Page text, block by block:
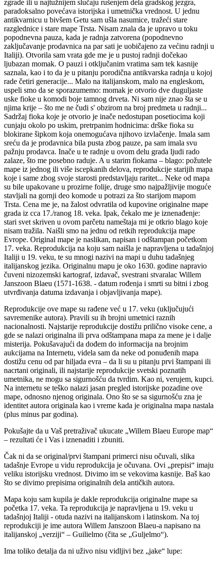
zgrade ili u najtužnijem slučaju rušenjem dela gradskog jezgra,
paradoksalno povećava istorijska i umetnička vrednost. U jednu
antikvarnicu u bivšem Getu sam ušla nasumice, tražeći stare
razglednice i stare mape Trsta. Nisam znala da je upravo u toku
popodnevna pauza, kada je radnja zatvorena (popodnevno
zaključavanje prodavnica na par sati je uobičajeno za većinu radnji u
Italiji). Otvorila sam vrata gde me je u pustoj radnji dočekao
ljubazan momak. O pauzi i otključanim vratima sam tek kasnije
saznala, kao i to da je u pitanju porodična antikvarska radnja u kojoj
rade četiri generacije... Malo na italijanskom, malo na engleskom,
uspeli smo da se sporazumemo: momak je otvorio dve duguljaste
uske fioke u komodi boje tamnog drveta. Ni sam nije znao šta se u
njima krije – što me ne čudi s' obzirom na broj predmeta u radnji...
Sadržaj fioka koje je otvorio je inače nedostupan posetiocima koji
cunjaju okolo po uskim, pretrpanim hodnicima: drške fioka su
blokirane šipkom koja onemogućava njihovo izvlačenje. Imala sam
sreću da je prodavnica bila pusta zbog pauze, pa sam imala svu
pažnju prodavca. Inače u te radnje u ovom delu grada ljudi rado
zalaze, što me posebno raduje. A u starim fiokama – blago: požutele
mape iz jednog ili više iscepkanih delova, reprodukcije starijih mapa
koje i same zbog svoje starosti predstavljaju raritet... Neke od mapa
su bile upakovane u prozirne folije, druge smo najpažljivije moguće
stavljali na gornji deo komode u potrazi za što starijom mapom
Trsta. Cena me je, na žalost odvratila od kupovine originalne mape
grada iz cca 17./ranog 18. veka. Ipak, čekalo me je iznenađenje:
stari svet skriven u ovom parčetu nameštaja mi je otkrio blago koje
nisam tražila. Naišli smo na jednu od retkih reprodukcija mape
Evrope. Original mape je naslikan, napisan i odštampan početkom
17. veka. Reprodukcija na koju sam naišla je napravljena u tadašnjoj
Italiji u 19. veku, te su mnogi nazivi na mapi u duhu tadašnjeg
italijanskog jezika. Originalnu mapu je oko 1630. godine napravio
čuveni nizozemski kartograf, izdavač, svestrani stvaralac Willem
Janszoon Blaeu (1571-1638. - datum rođenja i smrti su bitni i zbog
utvrđivanja datuma izdavanja i objavljivanja mape).
Reprodukcije ove mape su rađene već u 17. veku (uključujući
savremenike autora). Pravili su ih brojni umetnici raznih
nacionalnosti. Najstarije reprodukcije dostižu prilično visoke cene, a
gde se nalazi originalna ili prva odštampana mapa za mene je i dalje
misterija. Pokušavajući da dođem do informacija na brojnim
aukcijama na Internetu, videla sam da neke od ponuđenih mapa
dostižu cenu od par hiljada evra – da li su u pitanju prvi štampani ili
nacrtani originali, ili najstarije reprodukcije svetski poznatih
umetnika, ne mogu sa sigurnošću da tvrdim. Kao ni, verujem, kupci.
Na internetu se teško nalazi jasan pregled istorijske pozadine ove
mape, odnosno njenog originala. Ono što se sa sigurnošću zna je
identitet autora originala kao i vreme kada je originalna mapa nastala
(plus minus par godina).
Pokušajte da u Vaš pretraživač ukucate „Willem Blaeu Europe map“
– rezultati će i Vas i iznenaditi i zbuniti.
Čak ni da se original/prvi štampani primerci nisu očuvali, slika
tadašnje Evrope u vidu reprodukcija je očuvana. Ovi „prepisi“ imaju
veliku istorijsku vrednost. Divimo im se vekovima kasnije. Baš kao
što se divimo prepisima originalnih dela antičkih autora.
Mapa koju sam kupila je dakle reprodukcija originalne mape sa
početka 17. veka. Ta reprodukcija je napravljena u 19. veku u
tadašnjoj Italiji - otuda nazivi na italijanskom i latinskom. Na toj
reprodukciji je ime autora Willem Janszoon Blaeu-a napisano na
italijanskoj „verziji“ – Guilielmo (čita se „Guljelmo“).
Ima toliko detalja da ni uživo nisu vidljivi bez „jake“ lupe: